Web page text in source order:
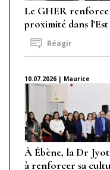
Le GHER renforce
proximité dans l'Est
Réagir
10.07.2026 | Maurice
À Ébène, la Dr
à renforcer sa